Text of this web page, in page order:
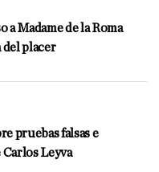
a Madame de la Roma
del placer
pruebas falsas e
Carlos Leyva